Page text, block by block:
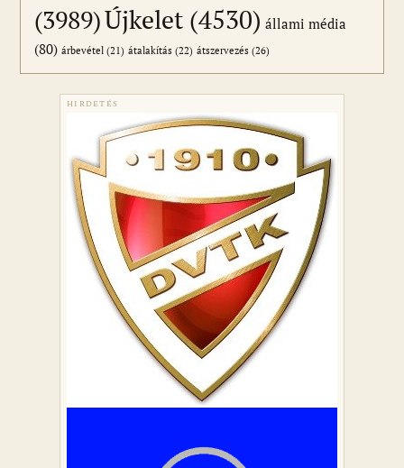
(3989)Újkelet (4530) állami média
(80) árbevétel (21) átalakítás (22) átszervezés (26)
HIRDETÉS